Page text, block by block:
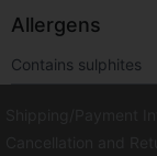
Allergens
Contains sulphites